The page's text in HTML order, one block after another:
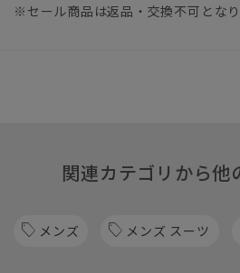
※セール商品は返品・交換不可となり
関連カテゴリから他
メンズ メンズ スーツ